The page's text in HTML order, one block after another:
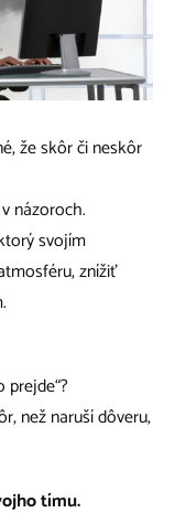
že skôr či neskôr
názoroch.
svojím
znížiť
než naruší dôveru,
tímu.